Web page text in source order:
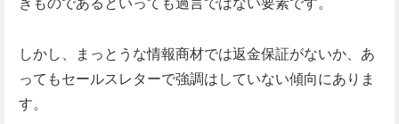
きものであるといっても過言ではない要素です。
しかし、まっとうな情報商材では返金保証がないか、あ
ってもセールスレターで強調はしていない傾向にありま
す。